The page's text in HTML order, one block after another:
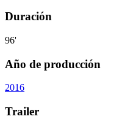
Duración
96'
Año de producción
2016
Trailer